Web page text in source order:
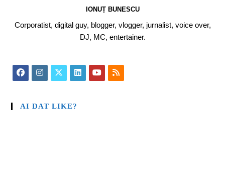
IONUȚ BUNESCU
Corporatist, digital guy, blogger, vlogger, jurnalist, voice over,
DJ, MC, entertainer.
AI DAT LIKE?